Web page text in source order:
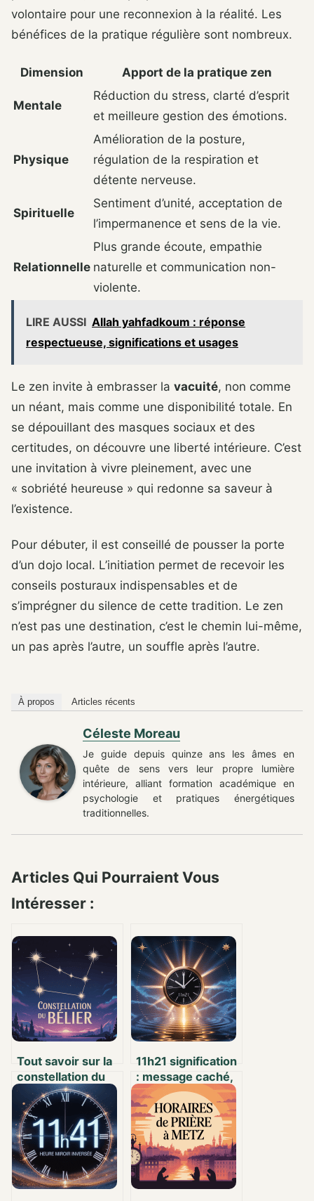
volontaire pour une reconnexion à la réalité. Les
bénéfices de la pratique régulière sont nombreux.
Dimension Apport de la pratique zen
Mentale
Réduction du stress, clarté d’esprit
et meilleure gestion des émotions.
Physique
Amélioration de la posture,
régulation de la respiration et
détente nerveuse.
Spirituelle
Sentiment d’unité, acceptation de
l’impermanence et sens de la vie.
Relationnelle
Plus grande écoute, empathie
naturelle et communication non-
violente.
LIRE AUSSI Allah yahfadkoum : réponse
respectueuse, significations et usages
Le zen invite à embrasser la vacuité, non comme
un néant, mais comme une disponibilité totale. En
se dépouillant des masques sociaux et des
certitudes, on découvre une liberté intérieure. C’est
une invitation à vivre pleinement, avec une
« sobriété heureuse » qui redonne sa saveur à
l’existence.
Pour débuter, il est conseillé de pousser la porte
d’un dojo local. L’initiation permet de recevoir les
conseils posturaux indispensables et de
s’imprégner du silence de cette tradition. Le zen
n’est pas une destination, c’est le chemin lui-même,
un pas après l’autre, un souffle après l’autre.
À propos Articles récents
Céleste Moreau
Je guide depuis quinze ans les âmes en
quête de sens vers leur propre lumière
intérieure, alliant formation académique en
psychologie et pratiques énergétiques
traditionnelles.
Articles Qui Pourraient Vous
Intéresser :
Tout savoir sur la
constellation du
Bélier : sens,
histoire et
curiosités –
embaumeur.com
11h21 signification
: message caché,
synchronicité et
symbolique